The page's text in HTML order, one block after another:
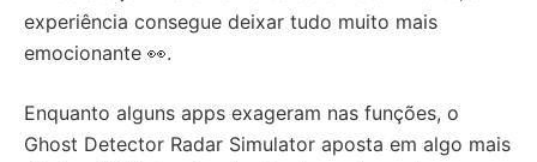
experiência consegue deixar tudo muito mais
emocionante 👀.
Enquanto alguns apps exageram nas funções, o
Ghost Detector Radar Simulator aposta em algo mais